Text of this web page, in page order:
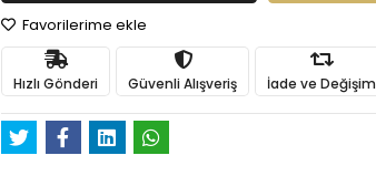
Favorilerime ekle
Hızlı Gönderi Güvenli Alışveriş İade ve Değişim